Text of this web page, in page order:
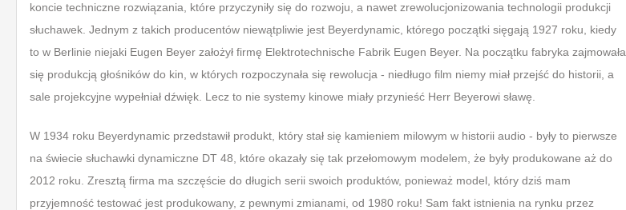
koncie techniczne rozwiązania, które przyczyniły się do rozwoju, a nawet zrewolucjonizowania technologii produkcji
słuchawek. Jednym z takich producentów niewątpliwie jest Beyerdynamic, którego początki sięgają 1927 roku, kiedy
to w Berlinie niejaki Eugen Beyer założył firmę Elektrotechnische Fabrik Eugen Beyer. Na początku fabryka zajmowała
się produkcją głośników do kin, w których rozpoczynała się rewolucja - niedługo film niemy miał przejść do historii, a
sale projekcyjne wypełniał dźwięk. Lecz to nie systemy kinowe miały przynieść Herr Beyerowi sławę.
W 1934 roku Beyerdynamic przedstawił produkt, który stał się kamieniem milowym w historii audio - były to pierwsze
na świecie słuchawki dynamiczne DT 48, które okazały się tak przełomowym modelem, że były produkowane aż do
2012 roku. Zresztą firma ma szczęście do długich serii swoich produktów, ponieważ model, który dziś mam
przyjemność testować jest produkowany, z pewnymi zmianami, od 1980 roku! Sam fakt istnienia na rynku przez